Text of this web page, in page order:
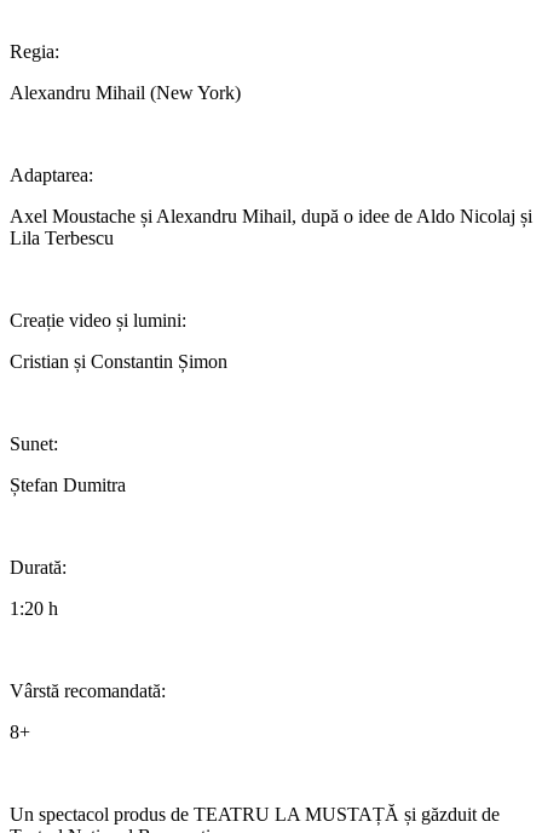
Regia:
Alexandru Mihail (New York)
Adaptarea:
Axel Moustache și Alexandru Mihail, după o idee de Aldo Nicolaj și
Lila Terbescu
Creație video și lumini:
Cristian și Constantin Șimon
Sunet:
Ștefan Dumitra
Durată:
1:20 h
Vârstă recomandată:
8+
Un spectacol produs de TEATRU LA MUSTAȚĂ și găzduit de